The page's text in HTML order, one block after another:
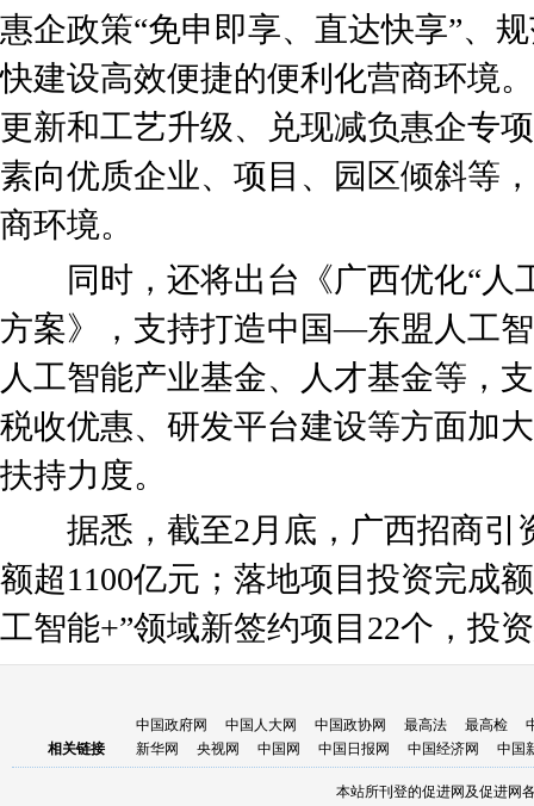
惠企政策“免申即享、直达快享”、
快建设高效便捷的便利化营商环境
更新和工艺升级、兑现减负惠企专
素向优质企业、项目、园区倾斜等
商环境。
同时，还将出台《广西优化“人
方案》，支持打造中国—东盟人工
人工智能产业基金、人才基金等，
税收优惠、研发平台建设等方面加
扶持力度。
据悉，截至2月底，广西招商引
额超1100亿元；落地项目投资完成
工智能+”领域新签约项目22个，投
相关链接
中国政府网 中国人大网 中国政协网 最高法 最高检
新华网
央视网 中国网 中国日报网 中国经济网 中国
本站所刊登的促进网及促进网